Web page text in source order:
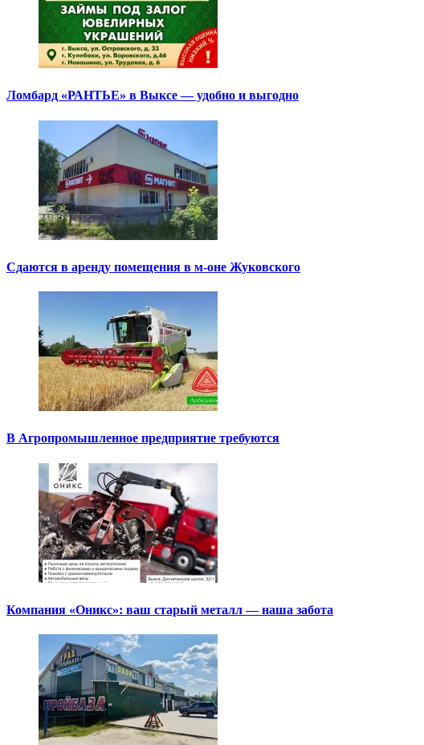
Ломбард «РАНТЬЕ» в Выксе — удобно и выгодно
Сдаются в аренду помещения в м-оне Жуковского
В Агропромышленное предприятие требуются
Компания «Оникс»: ваш старый металл — наша забота